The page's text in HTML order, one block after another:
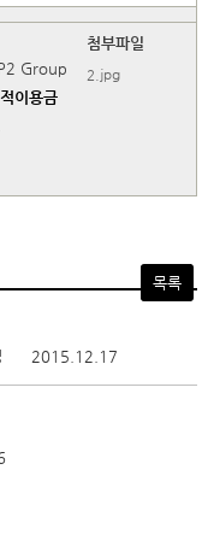
Group
이용금
첨부파일
2.jpg
목록
2015.12.17